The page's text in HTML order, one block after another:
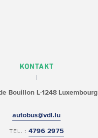
KONTAKT
BouillonL-1248 Luxembourg
autobus@vdl.lu
TEL. : 4796 2975